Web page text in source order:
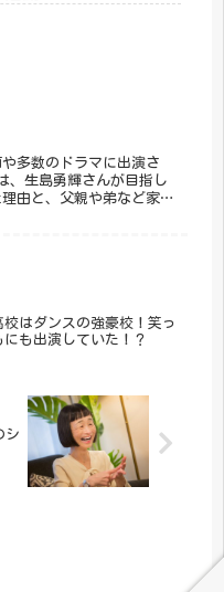
多数のドラマに出演さ
、生島勇輝さんが目指し
由と、父親や弟など家族
校はダンスの強豪校！笑っ
にも出演していた！？
シ